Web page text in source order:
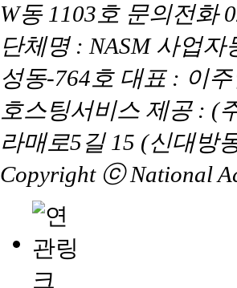
W동 1103호 문의전화
단체명 : NASM 사업
성동-764호 대표 : 이
호스팅서비스 제공 : (
라매로5길 15 (신대방
Copyright ⓒ National